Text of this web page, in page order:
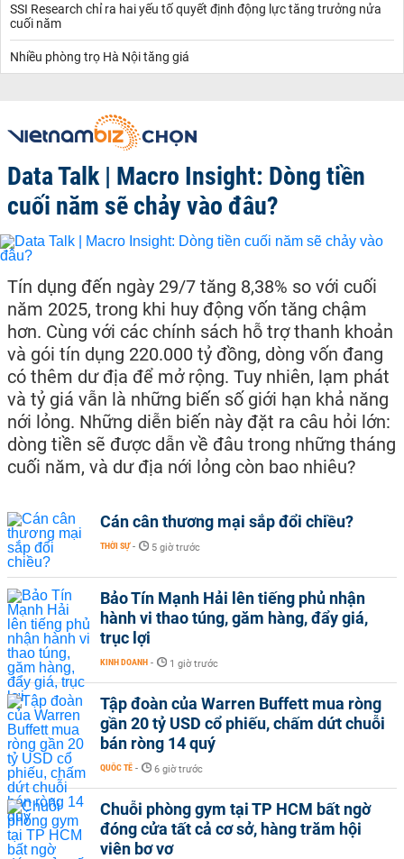
SSI Research chỉ ra hai yếu tố quyết định động lực tăng trưởng nửa
cuối năm
Nhiều phòng trọ Hà Nội tăng giá
Data Talk | Macro Insight: Dòng tiền
cuối năm sẽ chảy vào đâu?
Tín dụng đến ngày 29/7 tăng 8,38% so với cuối
năm 2025, trong khi huy động vốn tăng chậm
hơn. Cùng với các chính sách hỗ trợ thanh khoản
và gói tín dụng 220.000 tỷ đồng, dòng vốn đang
có thêm dư địa để mở rộng. Tuy nhiên, lạm phát
và tỷ giá vẫn là những biến số giới hạn khả năng
nới lỏng. Những diễn biến này đặt ra câu hỏi lớn:
dòng tiền sẽ được dẫn về đâu trong những tháng
cuối năm, và dư địa nới lỏng còn bao nhiêu?
Cán cân thương mại sắp đổi chiều?
THỜI SỰ - 5 giờ trước
Bảo Tín Mạnh Hải lên tiếng phủ nhận
hành vi thao túng, găm hàng, đẩy giá,
trục lợi
KINH DOANH - 1 giờ trước
Tập đoàn của Warren Buffett mua ròng
gần 20 tỷ USD cổ phiếu, chấm dứt chuỗi
bán ròng 14 quý
QUỐC TẾ - 6 giờ trước
Chuỗi phòng gym tại TP HCM bất ngờ
đóng cửa tất cả cơ sở, hàng trăm hội
viên bơ vơ